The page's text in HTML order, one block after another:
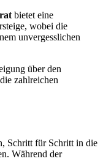
bietet eine
wobei die
unvergesslichen
über den
zahlreichen
Schritt für Schritt in die
Während der